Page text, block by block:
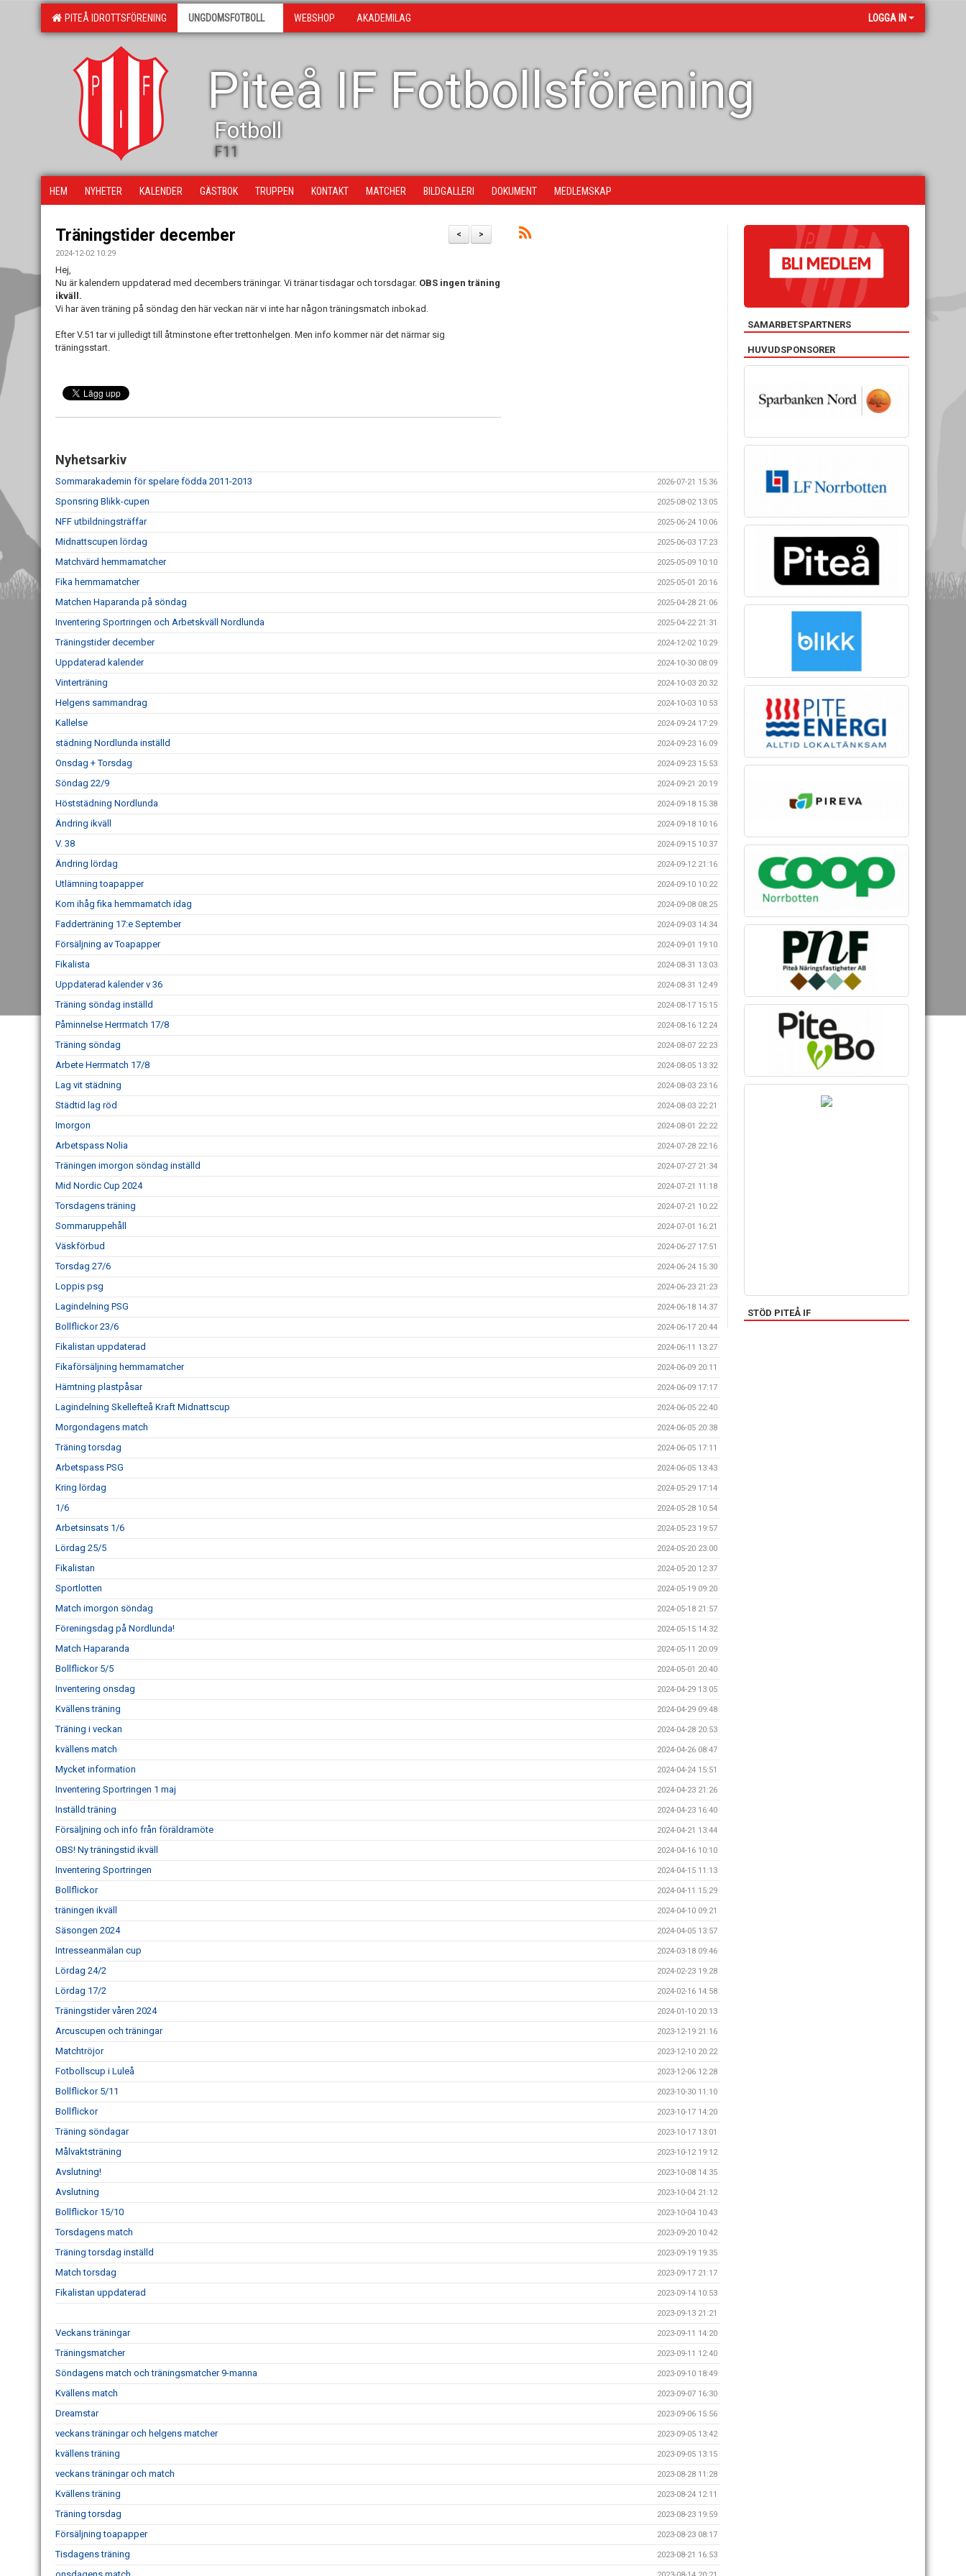
PITEÅ IDROTTSFÖRENING UNGDOMSFOTBOLL WEBSHOP AKADEMILAG LOGGA IN
Piteå IF Fotbollsförening
Fotboll
F11
HEM NYHETER KALENDER GÄSTBOK TRUPPEN KONTAKT MATCHER BILDGALLERI DOKUMENT MEDLEMSKAP
>
<
Träningstider december
2024-12-02 10:29
Hej,
Nu är kalendern uppdaterad med decembers träningar. Vi tränar tisdagar och torsdagar. OBS ingen träning
ikväll.
Vi har även träning på söndag den här veckan när vi inte har någon träningsmatch inbokad.
Efter V.51 tar vi julledigt till åtminstone efter trettonhelgen. Men info kommer när det närmar sig
träningsstart.
Nyhetsarkiv
Sommarakademin för spelare födda 2011-2013 2026-07-21 15:36
Sponsring Blikk-cupen 2025-08-02 13:05
NFF utbildningsträffar 2025-06-24 10:06
Midnattscupen lördag 2025-06-03 17:23
Matchvärd hemmamatcher 2025-05-09 10:10
Fika hemmamatcher 2025-05-01 20:16
Matchen Haparanda på söndag 2025-04-28 21:06
Inventering Sportringen och Arbetskväll Nordlunda 2025-04-22 21:31
Träningstider december 2024-12-02 10:29
Uppdaterad kalender 2024-10-30 08:09
Vinterträning 2024-10-03 20:32
Helgens sammandrag 2024-10-03 10:53
Kallelse 2024-09-24 17:29
städning Nordlunda inställd 2024-09-23 16:09
Onsdag + Torsdag 2024-09-23 15:53
Söndag 22/9 2024-09-21 20:19
Höststädning Nordlunda 2024-09-18 15:38
Ändring ikväll 2024-09-18 10:16
V. 38 2024-09-15 10:37
Ändring lördag 2024-09-12 21:16
Utlämning toapapper 2024-09-10 10:22
Kom ihåg fika hemmamatch idag 2024-09-08 08:25
Fadderträning 17:e September 2024-09-03 14:34
Försäljning av Toapapper 2024-09-01 19:10
Fikalista 2024-08-31 13:03
Uppdaterad kalender v 36 2024-08-31 12:49
Träning söndag inställd 2024-08-17 15:15
Påminnelse Herrmatch 17/8 2024-08-16 12:24
Träning söndag 2024-08-07 22:23
Arbete Herrmatch 17/8 2024-08-05 13:32
Lag vit städning 2024-08-03 23:16
Städtid lag röd 2024-08-03 22:21
Imorgon 2024-08-01 22:22
Arbetspass Nolia 2024-07-28 22:16
Träningen imorgon söndag inställd 2024-07-27 21:34
Mid Nordic Cup 2024 2024-07-21 11:18
Torsdagens träning 2024-07-21 10:22
Sommaruppehåll 2024-07-01 16:21
Väskförbud 2024-06-27 17:51
Torsdag 27/6 2024-06-24 15:30
Loppis psg 2024-06-23 21:23
Lagindelning PSG 2024-06-18 14:37
Bollflickor 23/6 2024-06-17 20:44
Fikalistan uppdaterad 2024-06-11 13:27
Fikaförsäljning hemmamatcher 2024-06-09 20:11
Hämtning plastpåsar 2024-06-09 17:17
Lagindelning Skellefteå Kraft Midnattscup 2024-06-05 22:40
Morgondagens match 2024-06-05 20:38
Träning torsdag 2024-06-05 17:11
Arbetspass PSG 2024-06-05 13:43
Kring lördag 2024-05-29 17:14
1/6 2024-05-28 10:54
Arbetsinsats 1/6 2024-05-23 19:57
Lördag 25/5 2024-05-20 23:00
Fikalistan 2024-05-20 12:37
Sportlotten 2024-05-19 09:20
Match imorgon söndag 2024-05-18 21:57
Föreningsdag på Nordlunda! 2024-05-15 14:32
Match Haparanda 2024-05-11 20:09
Bollflickor 5/5 2024-05-01 20:40
Inventering onsdag 2024-04-29 13:05
Kvällens träning 2024-04-29 09:48
Träning i veckan 2024-04-28 20:53
kvällens match 2024-04-26 08:47
Mycket information 2024-04-24 15:51
Inventering Sportringen 1 maj 2024-04-23 21:26
Inställd träning 2024-04-23 16:40
Försäljning och info från föräldramöte 2024-04-21 13:44
OBS! Ny träningstid ikväll 2024-04-16 10:10
Inventering Sportringen 2024-04-15 11:13
Bollflickor 2024-04-11 15:29
träningen ikväll 2024-04-10 09:21
Säsongen 2024 2024-04-05 13:57
Intresseanmälan cup 2024-03-18 09:46
Lördag 24/2 2024-02-23 19:28
Lördag 17/2 2024-02-16 14:58
Träningstider våren 2024 2024-01-10 20:13
Arcuscupen och träningar 2023-12-19 21:16
Matchtröjor 2023-12-10 20:22
Fotbollscup i Luleå 2023-12-06 12:28
Bollflickor 5/11 2023-10-30 11:10
Bollflickor 2023-10-17 14:20
Träning söndagar 2023-10-17 13:01
Målvaktsträning 2023-10-12 19:12
Avslutning! 2023-10-08 14:35
Avslutning 2023-10-04 21:12
Bollflickor 15/10 2023-10-04 10:43
Torsdagens match 2023-09-20 10:42
Träning torsdag inställd 2023-09-19 19:35
Match torsdag 2023-09-17 21:17
Fikalistan uppdaterad 2023-09-14 10:53
2023-09-13 21:21
Veckans träningar 2023-09-11 14:20
Träningsmatcher 2023-09-11 12:40
Söndagens match och träningsmatcher 9-manna 2023-09-10 18:49
Kvällens match 2023-09-07 16:30
Dreamstar 2023-09-06 15:56
veckans träningar och helgens matcher 2023-09-05 13:42
kvällens träning 2023-09-05 13:15
veckans träningar och match 2023-08-28 11:28
Kvällens träning 2023-08-24 12:11
Träning torsdag 2023-08-23 19:59
Försäljning toapapper 2023-08-23 08:17
Tisdagens träning 2023-08-21 16:53
SAMARBETSPARTNERS
HUVUDSPONSORER
STÖD PITEÅ IF